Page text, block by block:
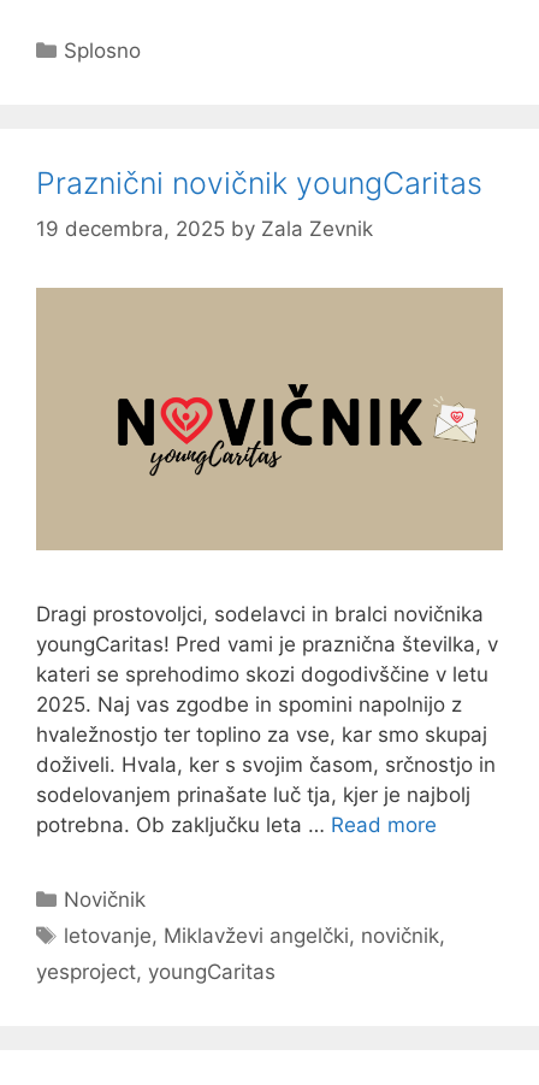
Categories
Splosno
Praznični novičnik youngCaritas
19 decembra, 2025 by Zala Zevnik
Dragi prostovoljci, sodelavci in bralci novičnika
youngCaritas! Pred vami je praznična številka, v
kateri se sprehodimo skozi dogodivščine v letu
2025. Naj vas zgodbe in spomini napolnijo z
hvaležnostjo ter toplino za vse, kar smo skupaj
doživeli. Hvala, ker s svojim časom, srčnostjo in
sodelovanjem prinašate luč tja, kjer je najbolj
potrebna. Ob zaključku leta … Read more
Categories
Novičnik
Tags
letovanje, Miklavževi angelčki, novičnik,
yesproject, youngCaritas